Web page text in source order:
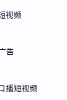
视频
告
播短视频